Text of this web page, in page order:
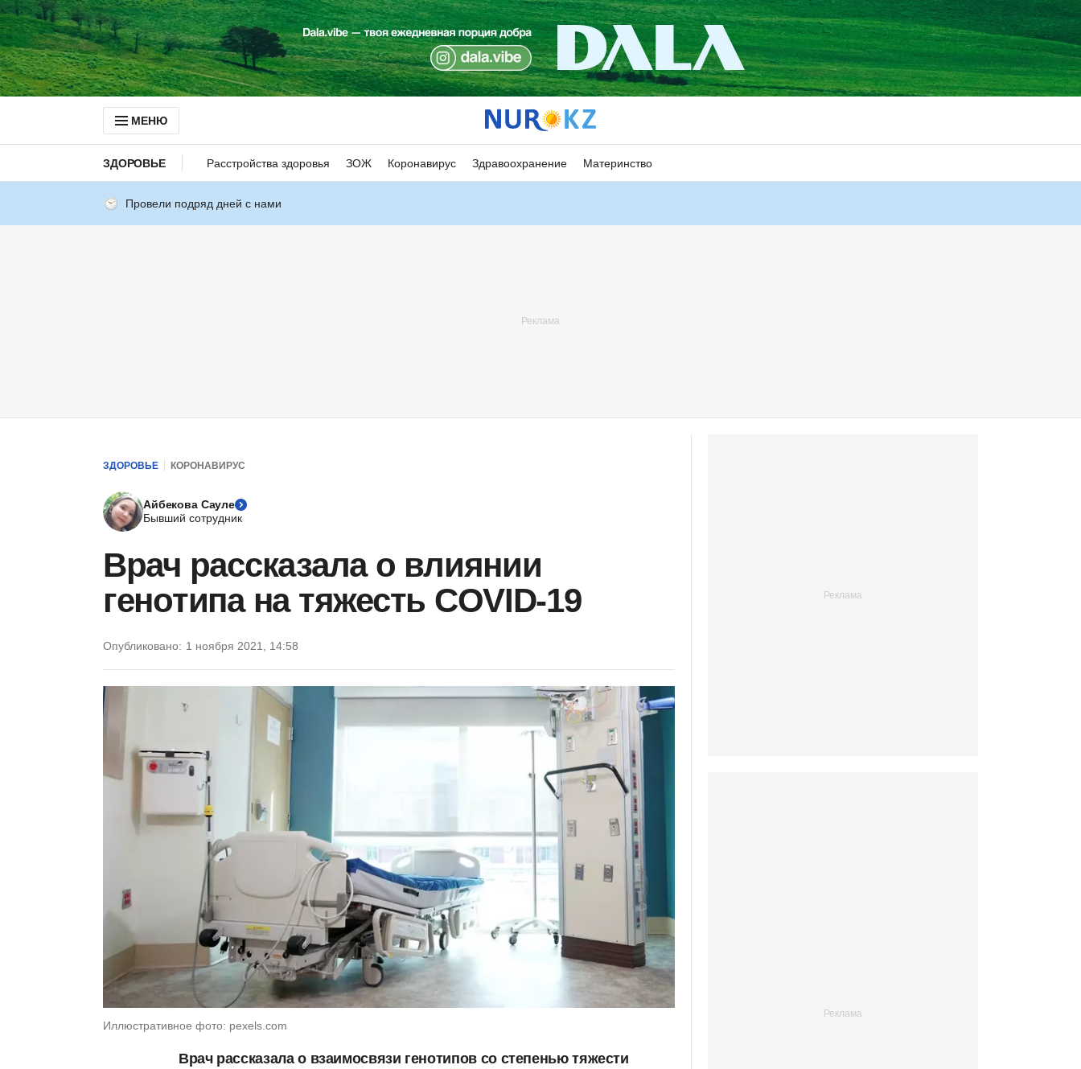
МЕНЮ
ЗДОРОВЬЕ Расстройства здоровья ЗОЖ Коронавирус Здравоохранение Материнство
Провели подряд дней с нами
ЗДОРОВЬЕ КОРОНАВИРУС
Айбекова Сауле
Бывший сотрудник
Врач рассказала о влиянии
генотипа на тяжесть COVID-19
Опубликовано: 1 ноября 2021, 14:58
Иллюстративное фото: pexels.com
Врач рассказала о взаимосвязи генотипов со степенью тяжести